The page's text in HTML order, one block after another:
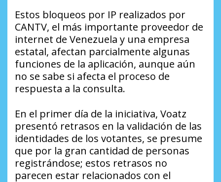
Estos bloqueos por IP realizados por
CANTV, el más importante proveedor de
internet de Venezuela y una empresa
estatal, afectan parcialmente algunas
funciones de la aplicación, aunque aún
no se sabe si afecta el proceso de
respuesta a la consulta.
En el primer día de la iniciativa, Voatz
presentó retrasos en la validación de las
identidades de los votantes, se presume
que por la gran cantidad de personas
registrándose; estos retrasos no
parecen estar relacionados con el